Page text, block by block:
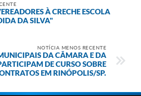
À CRECHE ESCOLA
DA SILVA"
NOTÍCIA MENOS RECENTE
DA CÂMARA E DA
DE CURSO SOBRE
EM RINÓPOLIS/SP.